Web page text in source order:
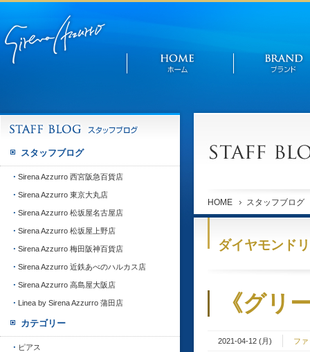
HOME スタッフブログ
ダイヤモンド
《グリ
2021-04-12 (月) フ
スタッフブログ
Sirena Azzurro 西宮阪急百貨店
Sirena Azzurro 東京大丸店
Sirena Azzurro 松坂屋名古屋店
Sirena Azzurro 松坂屋上野店
Sirena Azzurro 梅田阪神百貨店
Sirena Azzurro 近鉄あべのハルカス店
Sirena Azzurro 高島屋大阪店
Linea by Sirena Azzurro 蒲田店
カテゴリー
ピアス